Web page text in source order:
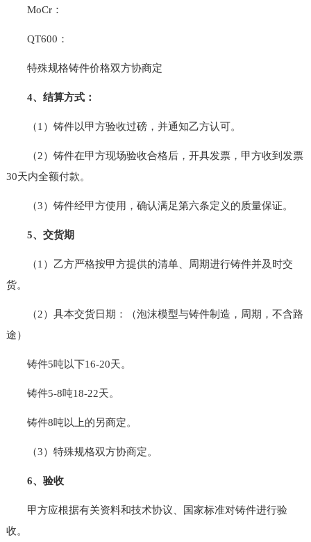
MoCr：
QT600：
特殊规格铸件价格双方协商定
4、结算方式：
（1）铸件以甲方验收过磅，并通知乙方认可。
（2）铸件在甲方现场验收合格后，开具发票，甲方收到发票
30天内全额付款。
（3）铸件经甲方使用，确认满足第六条定义的质量保证。
5、交货期
（1）乙方严格按甲方提供的清单、周期进行铸件并及时交
货。
（2）具本交货日期：（泡沫模型与铸件制造，周期，不含路
途）
铸件5吨以下16-20天。
铸件5-8吨18-22天。
铸件8吨以上的另商定。
（3）特殊规格双方协商定。
6、验收
甲方应根据有关资料和技术协议、国家标准对铸件进行验
收。